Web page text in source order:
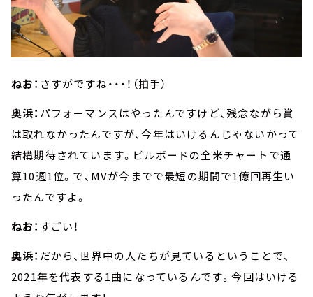
ねお： さすがですね・・・！（拍手）
奥浜： パフォーマンスはやったんですけど、残念ながら賞
は取れなかったんですが、今年はいけるんじゃないかって
結構期待されています。ビルボードの全米チャートで通
算10週1位。で、MVが今までで最短の期間で1億回再生い
ったんですよ。
ねお： すごい！
奥浜： だから、世界中の人たちが見ているということで、
2021年を代表する1曲になっているんです。今回はいける